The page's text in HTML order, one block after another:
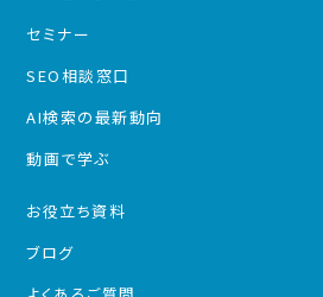
セミナー
SEO相談窓口
AI検索の最新動向
動画で学ぶ
お役立ち資料
ブログ